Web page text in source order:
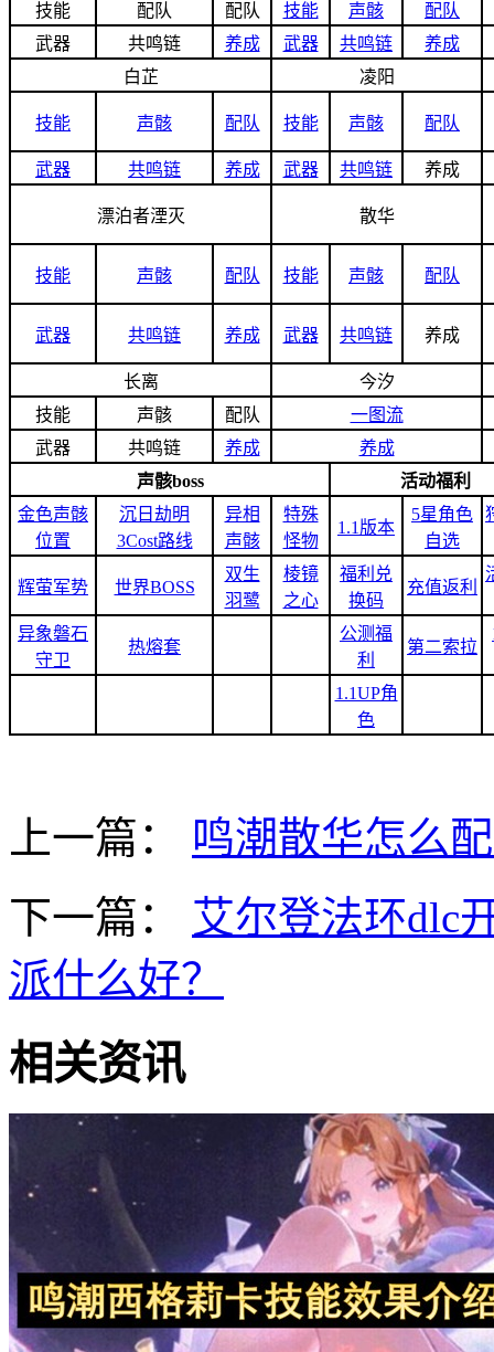
技能
配队 配队 技能 声骸
配队
武器
共鸣链 养成 武器 共鸣链
养成
白芷
凌阳
技能 声骸 配队 技能 声骸 配队
武器 共鸣链 养成 武器 共鸣链 养成
漂泊者湮灭 散华
技能 声骸 配队 技能 声骸 配队
武器 共鸣链 养成 武器 共鸣链 养成
长离
今汐
技能
声骸 配队
一图流
武器
共鸣链 养成
养成
声骸boss
活动福利
金色声骸
位置
沉日劫明
3Cost路线
异相
声骸
特殊
怪物
1.1版本
5星角色
自选
辉萤军势 世界BOSS
双生
羽鹭
棱镜
之心
福利兑
换码
充值返利
异象磐石
守卫
热熔套
公测福
利
第二索拉
1.1UP角
色
上一篇：
鸣潮散华怎么
下一篇：
艾尔登法环dlc
派什么好？
相关资讯